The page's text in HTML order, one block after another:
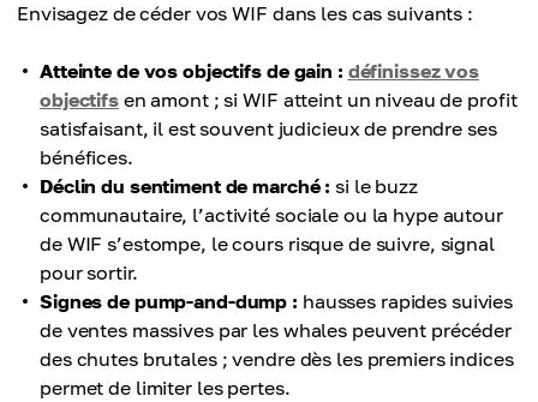
Envisagez de céder vos WIF dans les cas suivants :
Atteinte de vos objectifs de gain : définissez vos
objectifsen amont ; si WIF atteint un niveau de profit
satisfaisant, il est souvent judicieux de prendre ses
bénéfices.
Déclin du sentiment de marché : si le buzz
communautaire, l’activité sociale ou la hype autour
de WIF s’estompe, le cours risque de suivre, signal
pour sortir.
Signes de pump-and-dump : hausses rapides suivies
de ventes massives par les whales peuvent précéder
des chutes brutales ; vendre dès les premiers indices
permet de limiter les pertes.